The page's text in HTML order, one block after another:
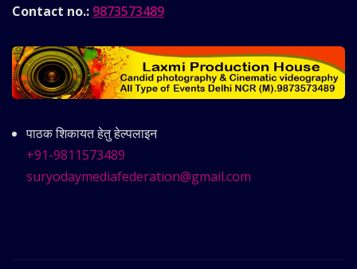
Contact no.: 9873573489
पाठक शिकायत हेतु हेल्पलाइन
+91-9811573489
suryodaymediafederation@gmail.com